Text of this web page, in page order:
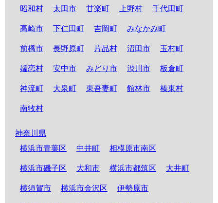
昭和村 太田市 甘楽町 上野村 千代田町
高崎市 下仁田町 吉岡町 みなかみ町
前橋市 長野原町 片品村 沼田市 玉村町
嬬恋村 安中市 みどり市 渋川市 板倉町
神流町 大泉町 東吾妻町 館林市 榛東村
南牧村
神奈川県
横浜市青葉区
中井町 相模原市南区
横浜市磯子区 大和市 横浜市都筑区 大井町
横須賀市 横浜市金沢区 伊勢原市